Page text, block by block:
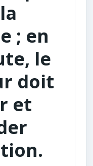
; en
le
doit
et